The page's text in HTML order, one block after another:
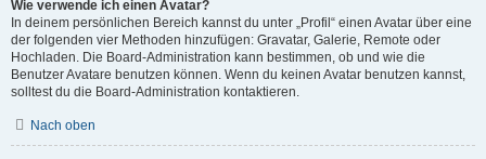
Wie verwende ich einen Avatar?
In deinem persönlichen Bereich kannst du unter „Profil“ einen Avatar über eine
der folgenden vier Methoden hinzufügen: Gravatar, Galerie, Remote oder
Hochladen. Die Board-Administration kann bestimmen, ob und wie die
Benutzer Avatare benutzen können. Wenn du keinen Avatar benutzen kannst,
solltest du die Board-Administration kontaktieren.
Nach oben